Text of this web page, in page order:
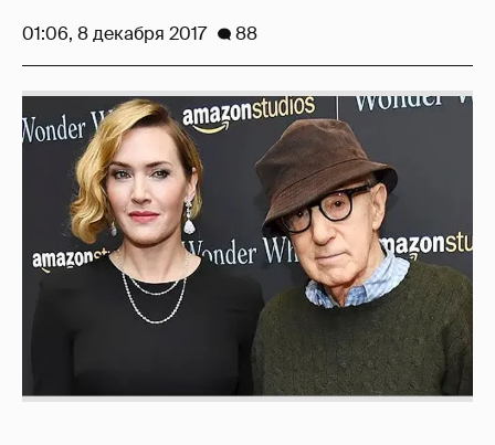
01:06, 8 декабря 2017 88